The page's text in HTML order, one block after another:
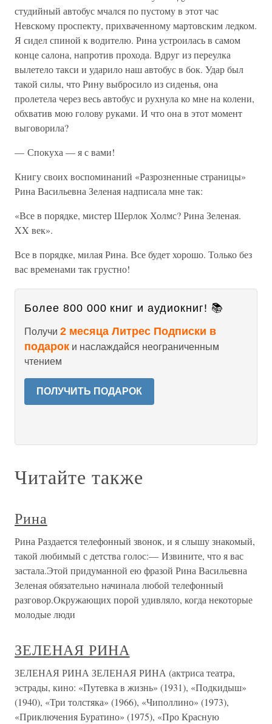
студийный автобус мчался по пустому в этот час
Невскому проспекту, прихваченному мартовским ледком.
Я сидел спиной к водителю. Рина устроилась в самом
конце салона, напротив прохода. Вдруг из переулка
вылетело такси и ударило наш автобус в бок. Удар был
такой силы, что Рину выбросило из сиденья, она
пролетела через весь автобус и рухнула ко мне на колени,
обхватив мою голову руками. И что она в этот момент
выговорила?
— Спокуха — я с вами!
Книгу своих воспоминаний «Разрозненные страницы»
Рина Васильевна Зеленая надписала мне так:
«Все в порядке, мистер Шерлок Холмс? Рина Зеленая.
XX век».
Все в порядке, милая Рина. Все будет хорошо. Только без
вас временами так грустно!
Более 800 000 книг и аудиокниг! 📚
Получи 2 месяца Литрес Подписки в
подарок и наслаждайся неограниченным
чтением
ПОЛУЧИТЬ ПОДАРОК
Читайте также
Рина
Рина Раздается телефонный звонок, и я слышу знакомый,
такой любимый с детства голос:— Извините, что я вас
застала.Этой придуманной ею фразой Рина Васильевна
Зеленая обязательно начинала любой телефонный
разговор.Окружающих порой удивляло, когда некоторые
молодые люди
ЗЕЛЕНАЯ РИНА
ЗЕЛЕНАЯ РИНА ЗЕЛЕНАЯ РИНА (актриса театра,
эстрады, кино: «Путевка в жизнь» (1931), «Подкидыш»
(1940), «Три толстяка» (1966), «Чиполлино» (1973),
«Приключения Буратино» (1975), «Про Красную